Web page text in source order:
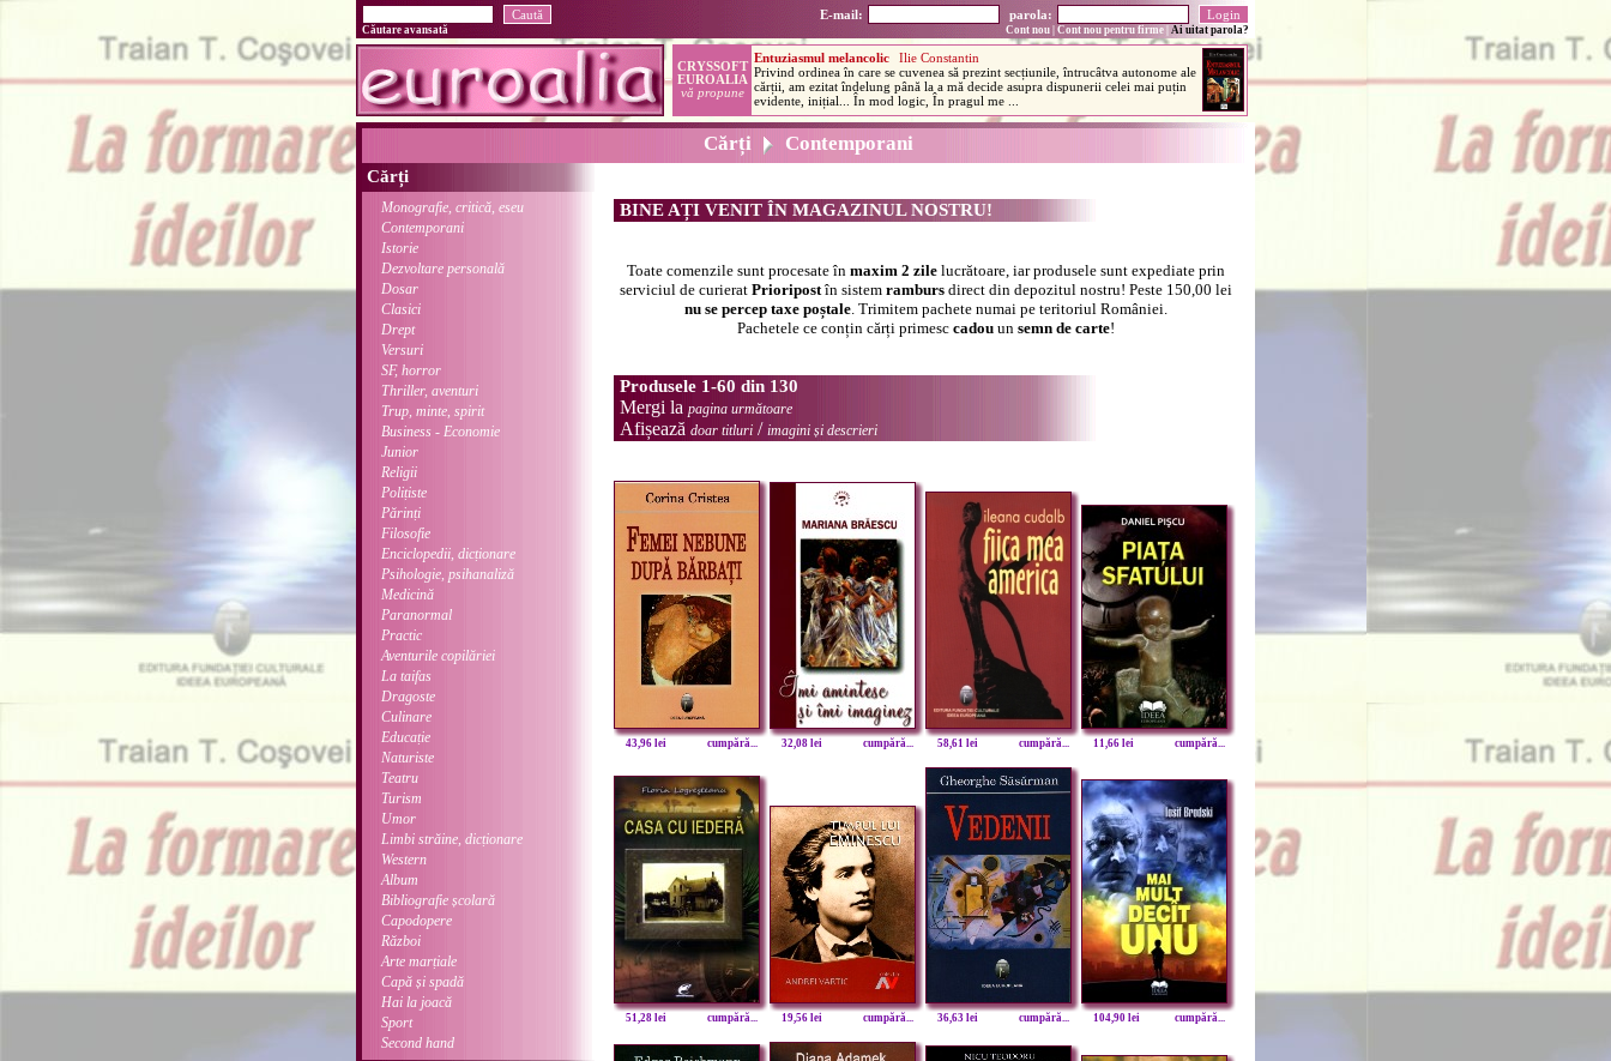
E-mail: parola:
Căutare avansată Cont nou Cont nou pentru firme Ai uitat parola?
Cărți Contemporani
Cărți
Monografie, critică, eseu
Contemporani
Istorie
Dezvoltare personală
Dosar
Clasici
Drept
Versuri
SF, horror
Thriller, aventuri
Trup, minte, spirit
Business - Economie
Junior
Religii
Polițiste
Părinți
Filosofie
Enciclopedii, dicționare
Psihologie, psihanaliză
Medicină
Paranormal
Practic
Aventurile copilăriei
La taifas
Dragoste
Culinare
Educație
Naturiste
Teatru
Turism
Umor
Limbi străine, dicționare
Western
Album
Bibliografie școlară
Capodopere
Război
Arte marțiale
Capă și spadă
Hai la joacă
Sport
Second hand
BINE AȚI VENIT ÎN MAGAZINUL NOSTRU!
Toate comenzile sunt procesate în maxim 2 zilelucrătoare, iar produsele sunt expediate prin
serviciul de curierat Prioripostîn sistem rambursdirect din depozitul nostru! Peste 150,00 lei
nu se percep taxe poștale. Trimitem pachete numai pe teritoriul României.
Pachetele ce conțin cărți primesc cadouun semn de carte!
Produsele 1-60 din 130
Mergi la pagina următoare
Afișează doar titluri / imagini și descrieri
43,96 lei cumpără... 32,08 lei cumpără... 58,61 lei cumpără... 11,66 lei cumpără...
51,28 lei cumpără... 19,56 lei cumpără... 36,63 lei cumpără... 104,90 lei cumpără...